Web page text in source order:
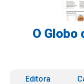
O Globo
Editora